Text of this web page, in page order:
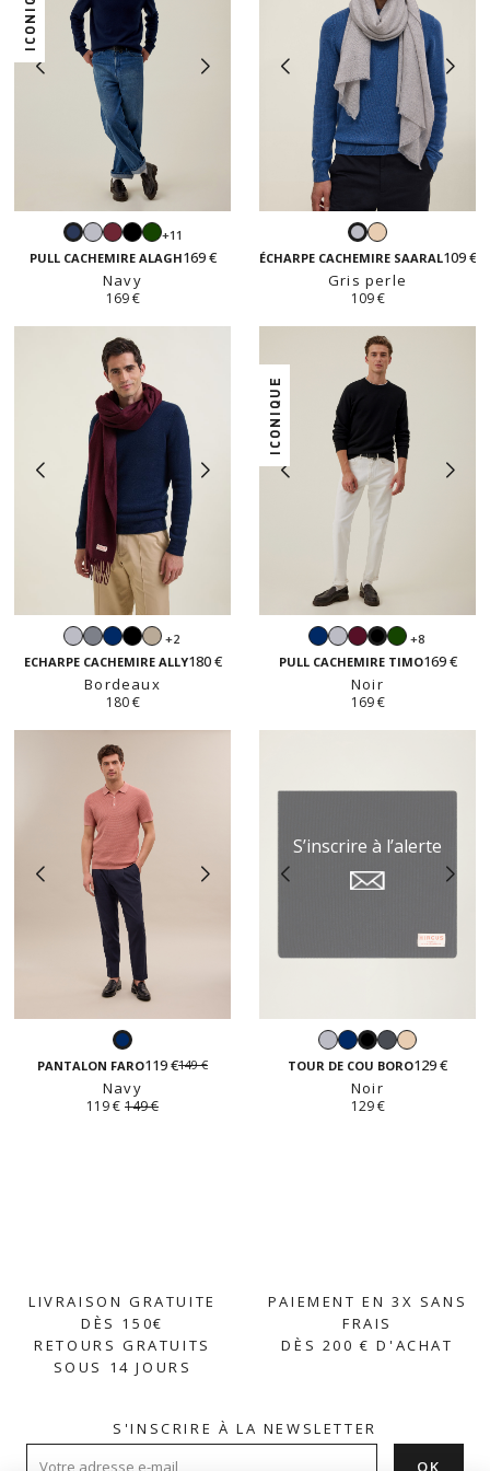
NavyGris
perle
Bordeaux
NoirVert
anglais
+11
PULL CACHEMIRE ALAGH169 €
Navy
169 €
Gris
perle
ÉCHARPE CACHEMIRE SAARAL109 €
Gris perle
109 €
Gris
perle
Gris
souris
NavyNoirBeige
sable
+2
ECHARPE CACHEMIRE ALLY180 €
Bordeaux
180 €
ICONIQUE
Navy
Gris
perle
Bordeaux
NoirVert
anglais
+8
PULL CACHEMIRE TIMO169 €
Noir
169 €
Navy
PANTALON FARO119 €149 €
Navy
119 € 149 €
S’inscrire à l’alerte
Gris
perle
Navy
NoirGris
anthracite
TOUR DE COU BORO129 €
Noir
129 €
LIVRAISON GRATUITE
DÈS 150€
RETOURS GRATUITS
SOUS 14 JOURS
PAIEMENT EN 3X SANS
FRAIS
DÈS 200 € D'ACHAT
S'INSCRIRE À LA NEWSLETTER